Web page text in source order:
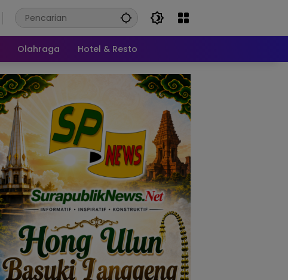
Olahraga Hotel & Resto